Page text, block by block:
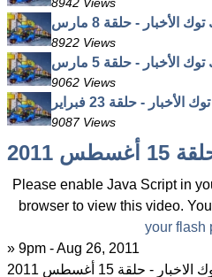
الأخبار - حلقة 8 مارس
8922 Views
الأخبار - حلقة 5 مارس
9062 Views
الأخبار - حلقة 23 فبراير
9087 Views
2011
Please enable Java Script in
browser to view this video.
your flash
» 9pm - Aug 26, 2011
- حلقة 15 أغسطس 2011